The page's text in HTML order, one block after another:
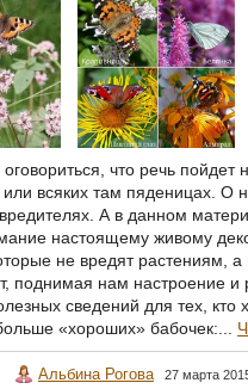
что речь пойдет
или всяких там пяденицах. О
А в данном
настоящему живому
не вредят растениям,
поднимая нам настроение и
сведений для тех, кто
«хороших» бабочек:...
Альбина Рогова 27 марта